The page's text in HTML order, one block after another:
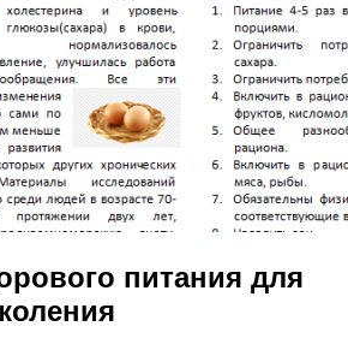
питания для